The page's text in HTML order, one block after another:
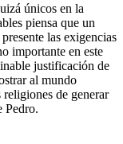
únicos en la
piensa que un
las exigencias
importante en este
justificación de
al mundo
de generar
Pedro.